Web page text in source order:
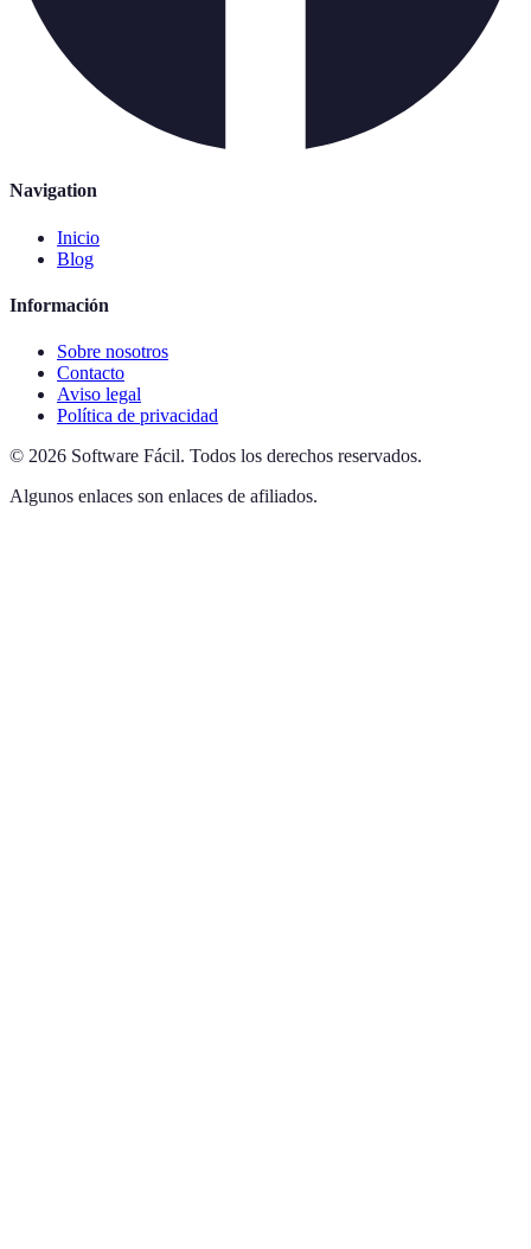
Navigation
Inicio
Blog
Información
Sobre nosotros
Contacto
Aviso legal
Política de privacidad
© 2026 Software Fácil. Todos los derechos reservados.
Algunos enlaces son enlaces de afiliados.